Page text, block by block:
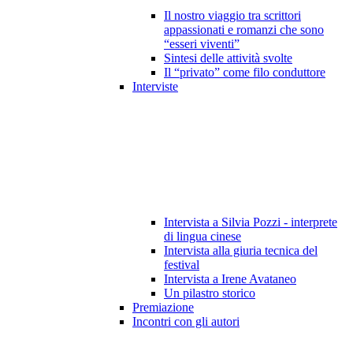
Il nostro viaggio tra scrittori
appassionati e romanzi che sono
“esseri viventi”
Sintesi delle attività svolte
Il “privato” come filo conduttore
Interviste
Intervista a Silvia Pozzi - interprete
di lingua cinese
Intervista alla giuria tecnica del
festival
Intervista a Irene Avataneo
Un pilastro storico
Premiazione
Incontri con gli autori